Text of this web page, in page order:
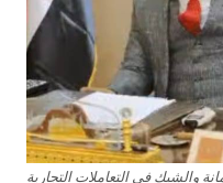
والشيك في التعاملات التجارية